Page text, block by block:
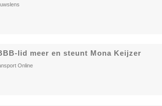
lid meer en steunt Mona Keijzer
Online